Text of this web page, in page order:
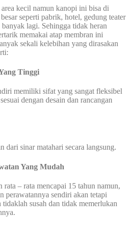
kecil namun kanopi ini bisa di
seperti pabrik, hotel, gedung teater
lagi. Sehingga tidak heran
memakai atap membran ini
sekali kelebihan yang dirasakan
Tinggi
memiliki sifat yang sangat fleksibel
dengan desain dan rancangan
dari sinar matahari secara langsung.
Yang Mudah
– rata mencapai 15 tahun namun,
perawatannya sendiri akan tetapi
susah dan tidak memerlukan